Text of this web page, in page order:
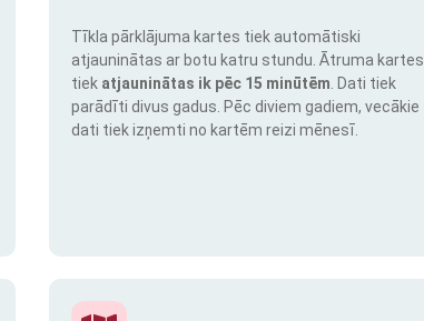
Tīkla pārklājuma kartes tiek automātiski
atjauninātas ar botu katru stundu. Ātruma kartes
tiek atjauninātas ik pēc 15 minūtēm . Dati tiek
parādīti divus gadus. Pēc diviem gadiem, vecākie
dati tiek izņemti no kartēm reizi mēnesī.